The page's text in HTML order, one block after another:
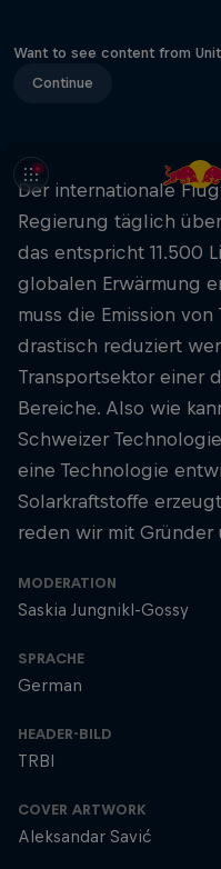
Want to see content from
Continue
Der internationale
Regierung täglich
das entspricht 11.500
globalen Erwärmung
muss die Emission
drastisch reduziert
Transportsektor einer
Bereiche. Also wie
Schweizer
eine Technologie
Solarkraftstoffe
reden wir mit Gründer
MODERATION
Saskia Jungnikl-Gossy
SPRACHE
German
HEADER-BILD
TRBI
COVER ARTWORK
Aleksandar Savić